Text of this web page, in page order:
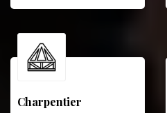
Charpentier